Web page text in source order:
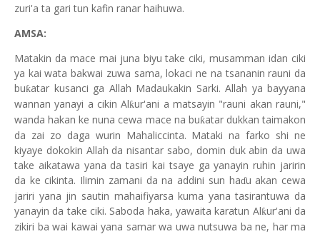
zuri'a ta gari tun kafin ranar haihuwa.
AMSA:
Matakin da mace mai juna biyu take ciki, musamman idan ciki
ya kai wata bakwai zuwa sama, lokaci ne na tsananin rauni da
buƙatar kusanci ga Allah Madaukakin Sarki. Allah ya bayyana
wannan yanayi a cikin Alƙur'ani a matsayin "rauni akan rauni,"
wanda hakan ke nuna cewa mace na buƙatar dukkan taimakon
da zai zo daga wurin Mahaliccinta. Mataki na farko shi ne
kiyaye dokokin Allah da nisantar sabo, domin duk abin da uwa
take aikatawa yana da tasiri kai tsaye ga yanayin ruhin jaririn
da ke cikinta. Ilimin zamani da na addini sun haɗu akan cewa
jariri yana jin sautin mahaifiyarsa kuma yana tasirantuwa da
yanayin da take ciki. Saboda haka, yawaita karatun Alƙur'ani da
zikiri ba wai kawai yana samar wa uwa nutsuwa ba ne, har ma